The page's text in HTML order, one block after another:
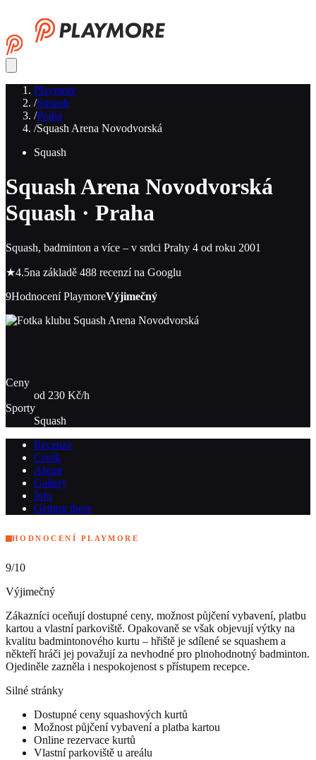
Playmore
/Squash
/Praha
/Squash Arena Novodvorská
Squash
Squash Arena Novodvorská
Squash · Praha
Squash, badminton a více – v srdci Prahy 4 od roku 2001
★4.5na základě 488 recenzí na Googlu
9Hodnocení PlaymoreVýjimečný
Ceny
od 230 Kč/h
Sporty
Squash
Recenze
Ceník
About
Gallery
Info
Getting there
HODNOCENÍ PLAYMORE
9/10
Výjimečný
Zákazníci oceňují dostupné ceny, možnost půjčení vybavení, platbu
kartou a vlastní parkoviště. Opakovaně se však objevují výtky na
kvalitu badmintonového kurtu – hřiště je sdílené se squashem a
někteří hráči jej považují za nevhodné pro plnohodnotný badminton.
Ojediněle zazněla i nespokojenost s přístupem recepce.
Silné stránky
Dostupné ceny squashových kurtů
Možnost půjčení vybavení a platba kartou
Online rezervace kurtů
Vlastní parkoviště u areálu